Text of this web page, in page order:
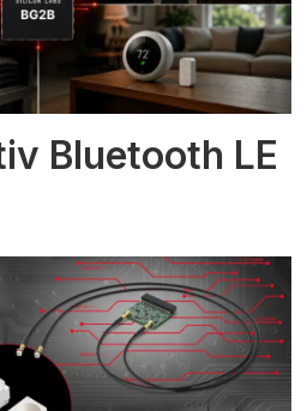
Bluetooth LE